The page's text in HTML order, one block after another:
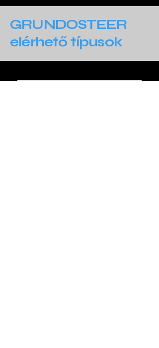
GRUNDOSTEER
elérhető típusok